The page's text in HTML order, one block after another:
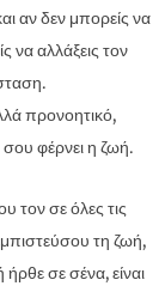
αν δεν μπορείς να
να αλλάξεις τον
προνοητικό,
φέρνει η ζωή.
τον σε όλες τις
τη ζωή,
σε σένα, είναι